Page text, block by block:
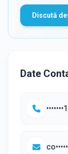
Discută
Date